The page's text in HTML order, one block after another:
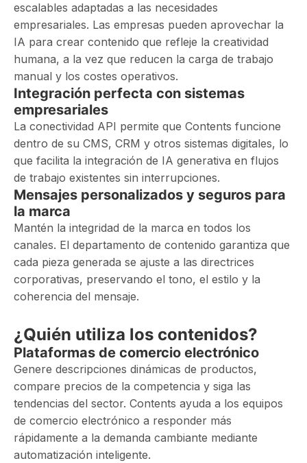
escalables adaptadas a las necesidades
empresariales. Las empresas pueden aprovechar la
IA para crear contenido que refleje la creatividad
humana, a la vez que reducen la carga de trabajo
manual y los costes operativos.
Integración perfecta con sistemas
empresariales
La conectividad API permite que Contents funcione
dentro de su CMS, CRM y otros sistemas digitales, lo
que facilita la integración de IA generativa en flujos
de trabajo existentes sin interrupciones.
Mensajes personalizados y seguros para
la marca
Mantén la integridad de la marca en todos los
canales. El departamento de contenido garantiza que
cada pieza generada se ajuste a las directrices
corporativas, preservando el tono, el estilo y la
coherencia del mensaje.
¿Quién utiliza los contenidos?
Plataformas de comercio electrónico
Genere descripciones dinámicas de productos,
compare precios de la competencia y siga las
tendencias del sector. Contents ayuda a los equipos
de comercio electrónico a responder más
rápidamente a la demanda cambiante mediante
automatización inteligente.